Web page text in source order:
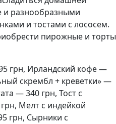
разнообразными
и тостами с лососем.
пирожные и торты
грн, Ирландский кофе —
скрембл + креветки» —
— 340 грн, Тост с
Мелт с индейкой
грн, Сырники с